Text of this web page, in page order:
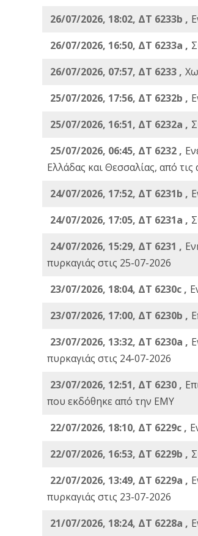
26/07/2026, 18:02, ΔΤ 6233b ,
26/07/2026, 16:50, ΔΤ 6233a ,
26/07/2026, 07:57, ΔΤ 6233 ,
25/07/2026, 17:56, ΔΤ 6232b ,
25/07/2026, 16:51, ΔΤ 6232a ,
25/07/2026, 06:45, ΔΤ 6232 ,
Ελλάδας και Θεσσαλίας, από
24/07/2026, 17:52, ΔΤ 6231b ,
24/07/2026, 17:05, ΔΤ 6231a ,
24/07/2026, 15:29, ΔΤ 6231 ,
πυρκαγιάς στις 25-07-2026
23/07/2026, 18:04, ΔΤ 6230c ,
23/07/2026, 17:00, ΔΤ 6230b ,
23/07/2026, 13:32, ΔΤ 6230a ,
πυρκαγιάς στις 24-07-2026
23/07/2026, 12:51, ΔΤ 6230 ,
που εκδόθηκε από την ΕΜΥ
22/07/2026, 18:10, ΔΤ 6229c ,
22/07/2026, 16:53, ΔΤ 6229b ,
22/07/2026, 13:49, ΔΤ 6229a ,
πυρκαγιάς στις 23-07-2026
21/07/2026, 18:24, ΔΤ 6228a ,